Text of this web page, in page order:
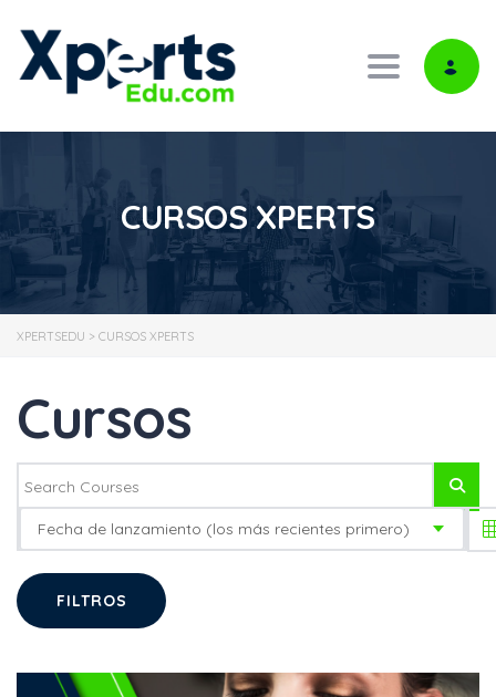
Toggle
CURSOS XPERTS
XPERTSEDU > CURSOS XPERTS
Cursos
Fecha de lanzamiento (los más recientes primero)
FILTROS